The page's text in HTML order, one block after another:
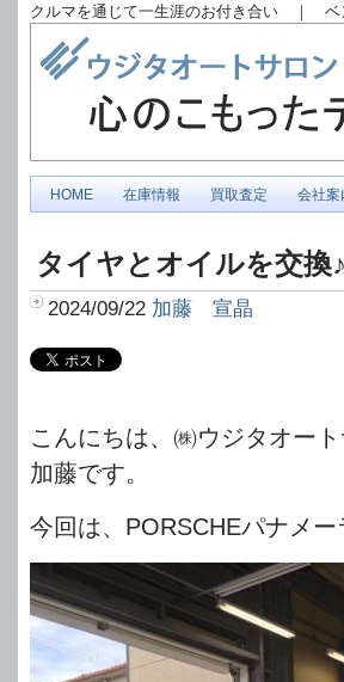
クルマを通じて一生涯のお付き合い ｜
HOME 在庫情報 買取査定 会社案
タイヤとオイルを交換♪
2024/09/22 加藤 宣晶
こんにちは、㈱ウジタオー
加藤です。
今回は、PORSCHEパナメ